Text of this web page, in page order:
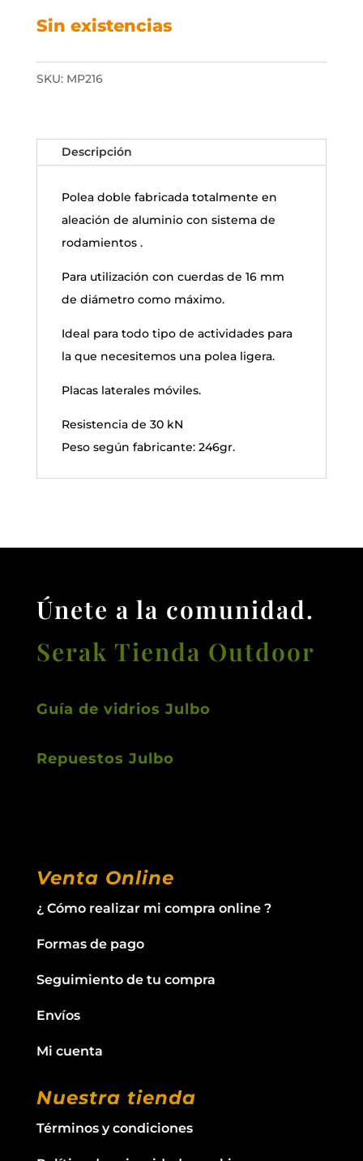
Sin existencias
SKU: MP216
Descripción
Polea doble fabricada totalmente en
aleación de aluminio con sistema de
rodamientos .
Para utilización con cuerdas de 16 mm
de diámetro como máximo.
Ideal para todo tipo de actividades para
la que necesitemos una polea ligera.
Placas laterales móviles.
Resistencia de 30 kN
Peso según fabricante: 246gr.
Únete a la comunidad.
Serak Tienda Outdoor
Guía de vidrios Julbo
Repuestos Julbo
Venta Online
¿ Cómo realizar mi compra online ?
Formas de pago
Seguimiento de tu compra
Envíos
Mi cuenta
Nuestra tienda
Términos y condiciones